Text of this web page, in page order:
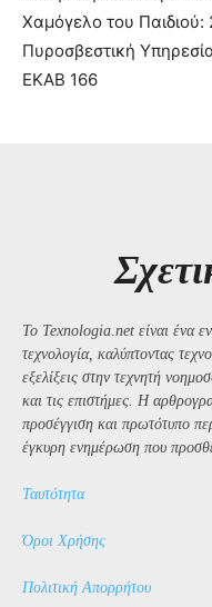
Χαμόγελο του
Πυροσβεστική
ΕΚΑΒ 166
Το Texnologia.net είναι ένα
τεχνολογία, καλύπτοντας
εξελίξεις στην τεχνητή
και τις επιστήμες. Η
προσέγγιση και πρωτότυπο
έγκυρη ενημέρωση που
Ταυτότητα
Όροι Χρήσης
Πολιτική Απορρήτου